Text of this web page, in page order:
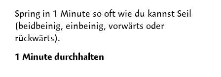
Spring in 1 Minute so oft wie du kannst Seil
(beidbeinig, einbeinig, vorwärts oder
rückwärts).
1 Minute durchhalten